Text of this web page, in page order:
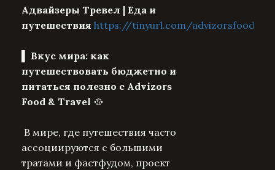
Адвайзеры Тревел | Еда и
путешествия https://tinyurl.com/advizorsfood
▌ Вкус мира: как
путешествовать бюджетно и
питаться полезно с Advizors
Food & Travel 🥘
В мире, где путешествия часто
ассоциируются с большими
тратами и фастфудом, проект